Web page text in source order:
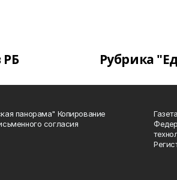
Рубрика
панорама" Копирование
согласия